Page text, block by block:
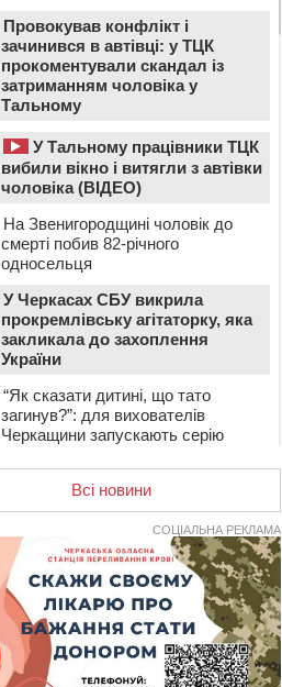
Провокував конфлікт і
зачинився в автівці: у ТЦК
прокоментували скандал із
затриманням чоловіка у
Тальному
У Тальному працівники ТЦК
вибили вікно і витягли з автівки
чоловіка (ВІДЕО)
На Звенигородщині чоловік до
смерті побив 82-річного
односельця
У Черкасах СБУ викрила
прокремлівську агітаторку, яка
закликала до захоплення
України
“Як сказати дитині, що тато
загинув?”: для вихователів
Черкащини запускають серію
На Золотоніщині вже десяту
добу гасять пожежу торфу
Від 80 гривень за кілограм: в
Україні прогнозують стрибок цін на
гречку
Захисника зі Звенигородщини,
який обороняв Авдіївку,
нагородили “Комбатантським
хрестом”
Всі новини
СОЦІАЛЬНА РЕКЛАМА